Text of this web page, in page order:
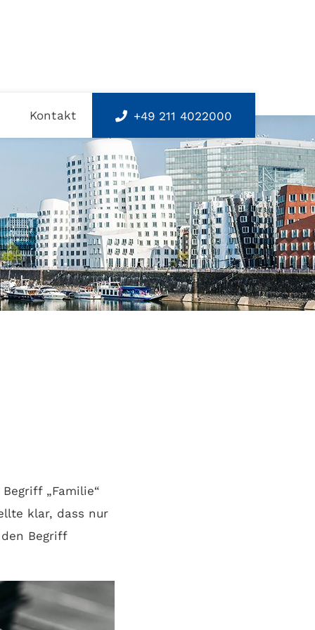
Kontakt +49 211 4022000
„Familie“
klar, dass nur
Begriff